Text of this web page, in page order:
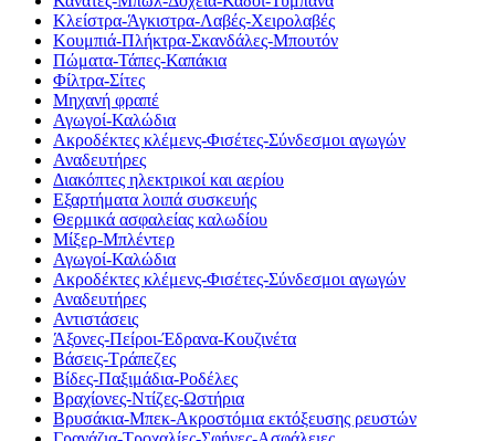
Κλείστρα-Άγκιστρα-Λαβές-Χειρολαβές
Κουμπιά-Πλήκτρα-Σκανδάλες-Μπουτόν
Πώματα-Τάπες-Καπάκια
Φίλτρα-Σίτες
Μηχανή φραπέ
Αγωγοί-Καλώδια
Ακροδέκτες κλέμενς-Φισέτες-Σύνδεσμοι αγωγών
Αναδευτήρες
Διακόπτες ηλεκτρικοί και αερίου
Εξαρτήματα λοιπά συσκευής
Θερμικά ασφαλείας καλωδίου
Μίξερ-Μπλέντερ
Αγωγοί-Καλώδια
Ακροδέκτες κλέμενς-Φισέτες-Σύνδεσμοι αγωγών
Αναδευτήρες
Αντιστάσεις
Άξονες-Πείροι-Έδρανα-Κουζινέτα
Βάσεις-Τράπεζες
Βίδες-Παξιμάδια-Ροδέλες
Βραχίονες-Ντίζες-Ωστήρια
Βρυσάκια-Μπεκ-Ακροστόμια εκτόξευσης ρευστών